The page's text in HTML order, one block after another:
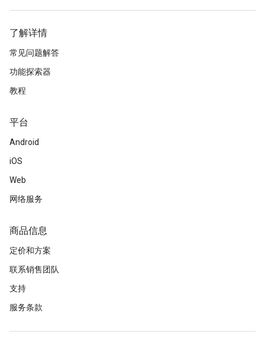
了解详情
常见问题解答
功能探索器
教程
平台
Android
iOS
Web
网络服务
商品信息
定价和方案
联系销售团队
支持
服务条款